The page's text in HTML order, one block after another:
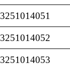
3251014051
3251014052
3251014053